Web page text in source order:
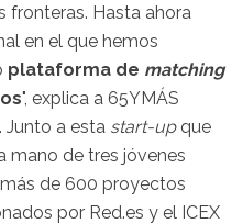
fronteras. Hasta ahora
en el que hemos
plataforma de matching
", explica a 65YMÁS
Junto a esta start-upque
mano de tres jóvenes
de 600 proyectos
por Red.es y el ICEX